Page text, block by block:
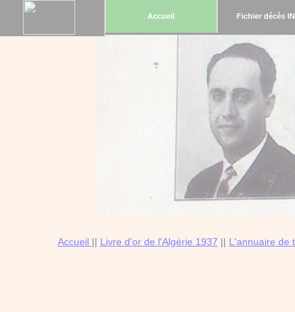
Accueil Fichier décès
Accueil || Livre d'or de l'Algérie 1937 || L'annuaire de